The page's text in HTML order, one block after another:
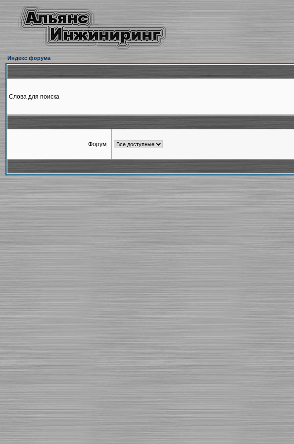
Индекс форума
Слова для поиска
Форум: